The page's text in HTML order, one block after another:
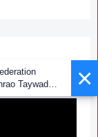
×
Taywade